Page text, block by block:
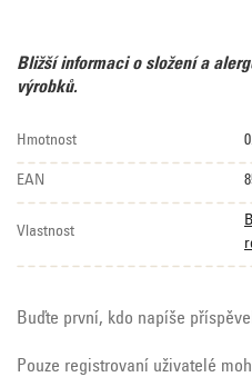
Bližší informaci o složení a
výrobků.
Hmotnost
EAN
Vlastnost
Buďte první, kdo napíše
Pouze registrovaní uživatelé